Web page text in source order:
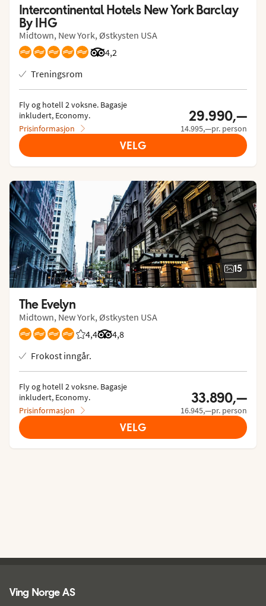
Intercontinental Hotels New York Barclay
By IHG
Midtown, New York, Østkysten USA
4,2
Vurdering fra Tripadvisor: 4.2 of 5
Treningsrom
Fly og hotell 2 voksne. Bagasje
inkludert, Economy.
Prisinformasjon
29.990,—
14.995,—pr. person
VELG
15
The Evelyn
Midtown, New York, Østkysten USA
4,4
Vurdering fra Vings gjester: 4.444/5
4,8
Vurdering fra Tripadvisor: 4.8 of 5
Frokost inngår.
Fly og hotell 2 voksne. Bagasje
inkludert, Economy.
Prisinformasjon
33.890,—
16.945,—pr. person
VELG
Ving Norge AS